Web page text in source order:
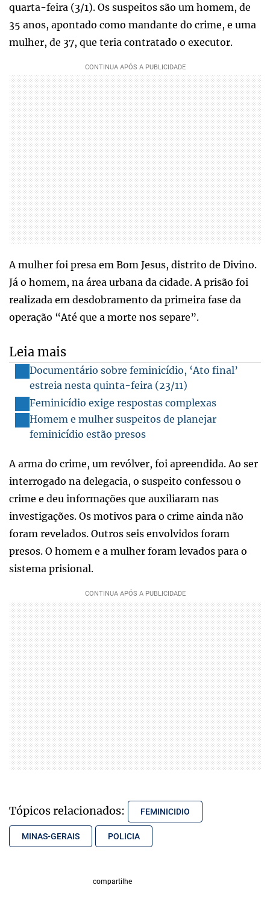
quarta-feira (3/1). Os suspeitos são um homem, de
35 anos, apontado como mandante do crime, e uma
mulher, de 37, que teria contratado o executor.
A mulher foi presa em Bom Jesus, distrito de Divino.
Já o homem, na área urbana da cidade. A prisão foi
realizada em desdobramento da primeira fase da
operação “Até que a morte nos separe”.
Leia mais
Documentário sobre feminicídio, ‘Ato final’
estreia nesta quinta-feira (23/11)
Feminicídio exige respostas complexas
Homem e mulher suspeitos de planejar
feminicídio estão presos
A arma do crime, um revólver, foi apreendida. Ao ser
interrogado na delegacia, o suspeito confessou o
crime e deu informações que auxiliaram nas
investigações. Os motivos para o crime ainda não
foram revelados. Outros seis envolvidos foram
presos. O homem e a mulher foram levados para o
sistema prisional.
Tópicos relacionados: FEMINICIDIO
MINAS-GERAIS POLICIA
compartilhe